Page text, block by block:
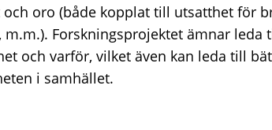
oro (både kopplat till utsatthet för
Forskningsprojektet ämnar leda
och varför, vilket även kan leda till
i samhället.